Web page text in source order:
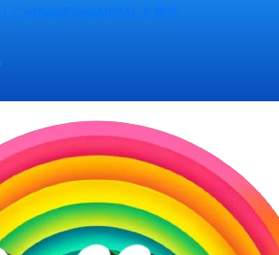
ㅣCoffeeTimeNOW 소개🌹